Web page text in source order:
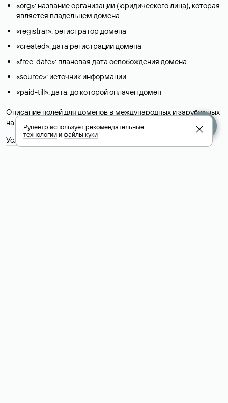
«org»: название организации (юридического лица), которая
является владельцем домена
«registrar»: регистратор домена
«created»: дата регистрации домена
«free-date»: плановая дата освобождения домена
«source»: источник информации
«paid-till»: дата, до которой оплачен домен
Описание полей для доменов в международных и зарубежных
национальных доменах представлены в разделе «
».
Условия использования Whois-сервиса
Руцентр используетрекомендательные
технологииифайлы куки